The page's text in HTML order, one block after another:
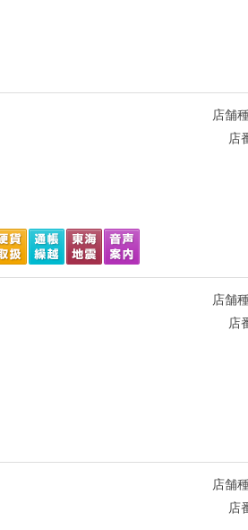
店舗
店
店舗
店
店舗
店